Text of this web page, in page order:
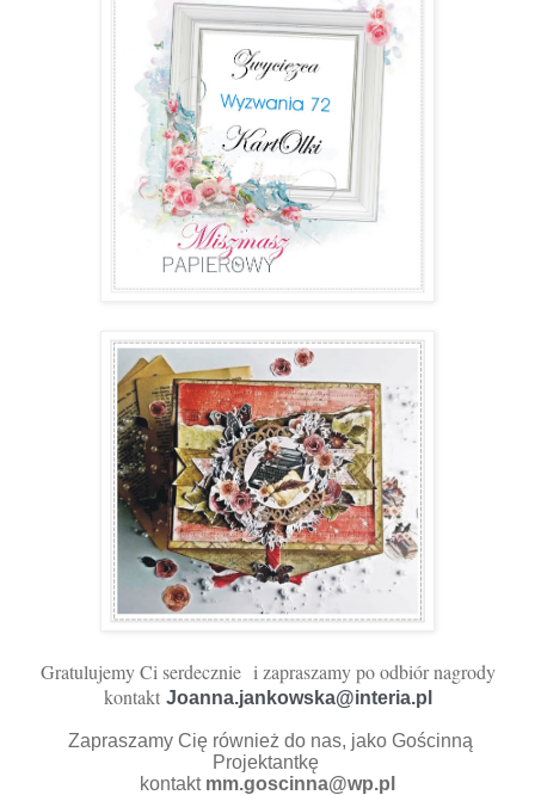
Gratulujemy Ci serdecznie i zapraszamy po odbiór nagrody
kontakt Joanna.jankowska@interia.pl
Zapraszamy Cię również do nas, jako Gościnną
Projektantkę
kontakt mm.goscinna@wp.pl